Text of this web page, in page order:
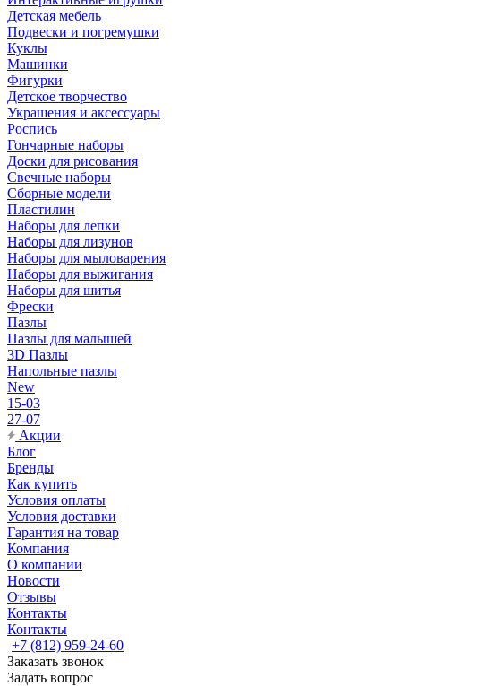
Детская мебель
Подвески и погремушки
Куклы
Машинки
Фигурки
Детское творчество
Украшения и аксессуары
Роспись
Гончарные наборы
Доски для рисования
Свечные наборы
Сборные модели
Пластилин
Наборы для лепки
Наборы для лизунов
Наборы для мыловарения
Наборы для выжигания
Наборы для шитья
Фрески
Пазлы
Пазлы для малышей
3D Пазлы
Напольные пазлы
New
15-03
27-07
Акции
Блог
Бренды
Как купить
Условия оплаты
Условия доставки
Гарантия на товар
Компания
О компании
Новости
Отзывы
Контакты
Контакты
+7 (812) 959-24-60
Заказать звонок
Задать вопрос